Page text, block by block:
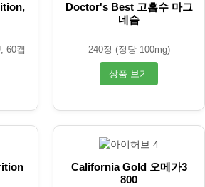
60캡
Doctor's Best 고흡수 마그
네슘
240정 (정당 100mg)
상품 보기
California Gold 오메가3
800